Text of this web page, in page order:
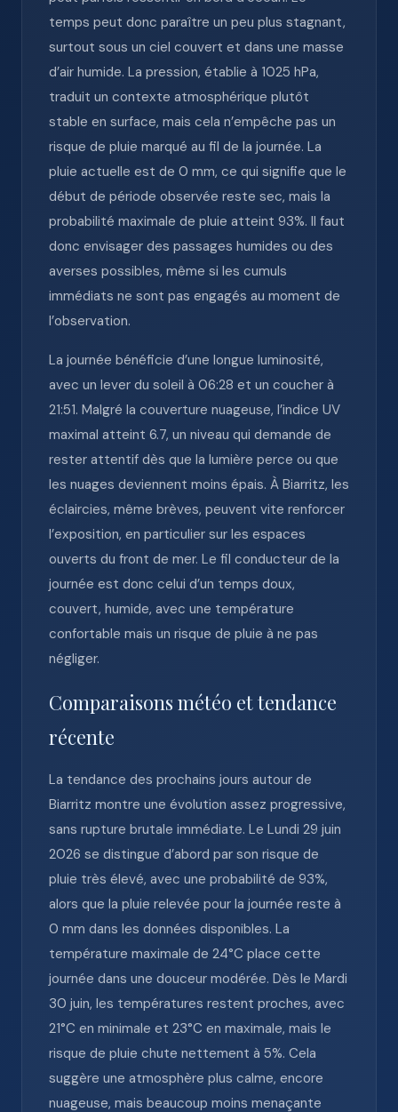
temps peut donc paraître un peu plus stagnant,
surtout sous un ciel couvert et dans une masse
d’air humide. La pression, établie à 1025 hPa,
traduit un contexte atmosphérique plutôt
stable en surface, mais cela n’empêche pas un
risque de pluie marqué au fil de la journée. La
pluie actuelle est de 0 mm, ce qui signifie que le
début de période observée reste sec, mais la
probabilité maximale de pluie atteint 93%. Il faut
donc envisager des passages humides ou des
averses possibles, même si les cumuls
immédiats ne sont pas engagés au moment de
l’observation.
La journée bénéficie d’une longue luminosité,
avec un lever du soleil à 06:28 et un coucher à
21:51. Malgré la couverture nuageuse, l’indice UV
maximal atteint 6.7, un niveau qui demande de
rester attentif dès que la lumière perce ou que
les nuages deviennent moins épais. À Biarritz, les
éclaircies, même brèves, peuvent vite renforcer
l’exposition, en particulier sur les espaces
ouverts du front de mer. Le fil conducteur de la
journée est donc celui d’un temps doux,
couvert, humide, avec une température
confortable mais un risque de pluie à ne pas
négliger.
Comparaisons météo et tendance
récente
La tendance des prochains jours autour de
Biarritz montre une évolution assez progressive,
sans rupture brutale immédiate. Le Lundi 29 juin
2026 se distingue d’abord par son risque de
pluie très élevé, avec une probabilité de 93%,
alors que la pluie relevée pour la journée reste à
0 mm dans les données disponibles. La
température maximale de 24°C place cette
journée dans une douceur modérée. Dès le Mardi
30 juin, les températures restent proches, avec
21°C en minimale et 23°C en maximale, mais le
risque de pluie chute nettement à 5%. Cela
suggère une atmosphère plus calme, encore
nuageuse, mais beaucoup moins menaçante